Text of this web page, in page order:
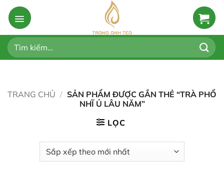
qua
dung
Tìm
kiếm:
TRANG CHỦ / SẢN PHẨM ĐƯỢC GẮN THẺ “TRÀ PHỔ
NHĨ Ủ LÂU NĂM”
LỌC